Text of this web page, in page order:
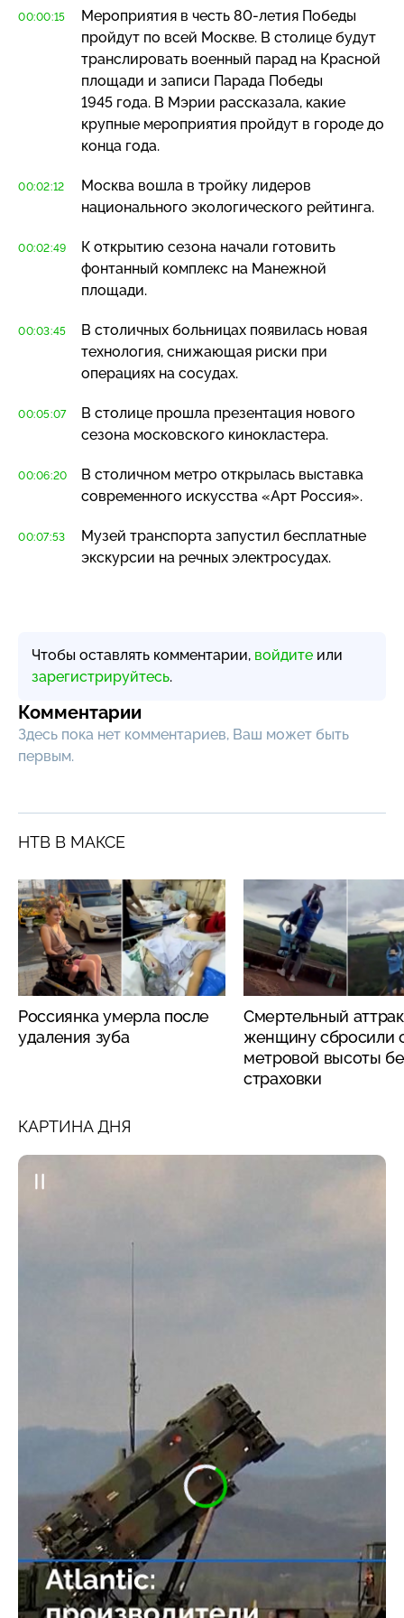
00:00:15 Мероприятия в честь 80-летия Победы
пройдут по всей Москве. В столице будут
транслировать военный парад на Красной
площади и записи Парада Победы
1945 года. В Мэрии рассказала, какие
крупные мероприятия пройдут в городе до
конца года.
00:02:12
Москва вошла в тройку лидеров
национального экологического рейтинга.
00:02:49
К открытию сезона начали готовить
фонтанный комплекс на Манежной
площади.
00:03:45
В столичных больницах появилась новая
технология, снижающая риски при
операциях на сосудах.
00:05:07
В столице прошла презентация нового
сезона московского кинокластера.
00:06:20
В столичном метро открылась выставка
современного искусства «Арт Россия».
00:07:53
Музей транспорта запустил бесплатные
экскурсии на речных электросудах.
Чтобы оставлять комментарии, войдите или
зарегистрируйтесь.
Комментарии
Здесь пока нет комментариев, Ваш может быть
первым.
НТВ В МАКСЕ
Россиянка умерла после
удаления зуба
Смертельный
женщину сбросили
метровой высоты
страховки
КАРТИНА ДНЯ